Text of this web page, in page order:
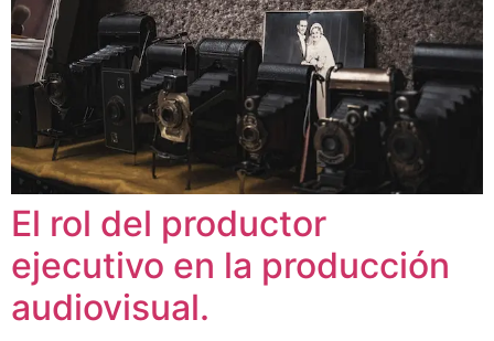
El rol del productor
ejecutivo en la producción
audiovisual.